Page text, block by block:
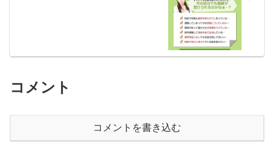
コメント
コメントを書き込む